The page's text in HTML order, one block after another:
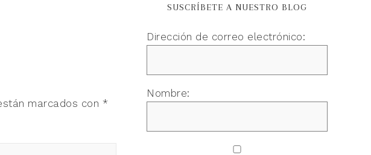
marcados con *
SUSCRÍBETE A NUESTRO BLOG
Dirección de correo electrónico:
Nombre: